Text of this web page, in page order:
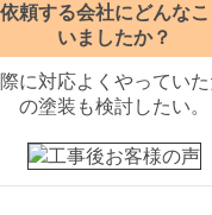
頼する会社にどんな
いましたか？
に対応よくやってい
の塗装も検討したい。